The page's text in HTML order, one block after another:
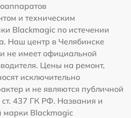
и техническим
Blackmagic по истечении
Наш центр в Челябинске
не имеет официальной
Цены на ремонт,
исключительно
и не являются публичной
ст. 437 ГК РФ. Названия и
марки Blackmagic